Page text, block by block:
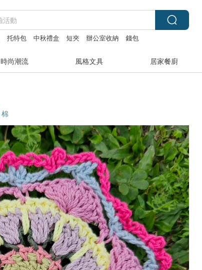
托特包 中秋禮盒 短夾 辦公室收納 錢包
時尚潮流 風格文具 居家餐廚
棉